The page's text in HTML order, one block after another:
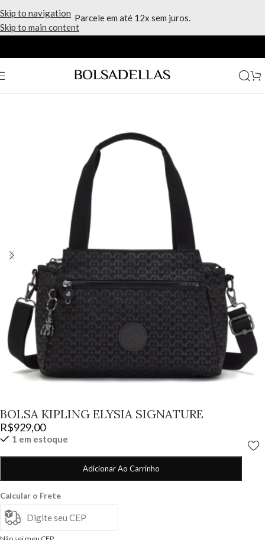
Skip to navigation
Skip to main content
Parcele em até 12x sem juros.
BOLSA KIPLING ELYSIA SIGNATURE
R$929,00
1 em estoque
Adicionar Ao Carrinho
Calcular o Frete